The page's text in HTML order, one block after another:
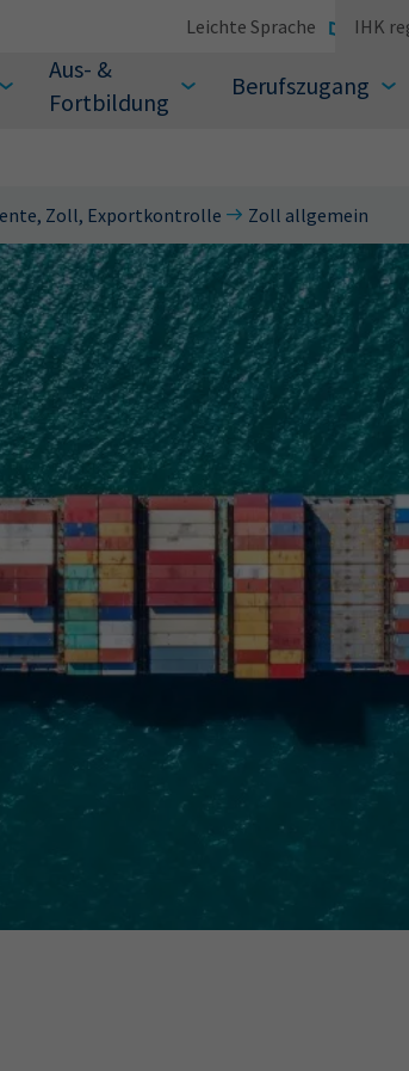
Aus- &
Fortbildung
Berufszugang
Leichte Sprache IHK
Sie?
auch aus den meistgesuchten
Fachwirt AdA 34d
34f Negativerklärung
Betriebswirt
Zoll, Exportkontrolle Zoll allgemein